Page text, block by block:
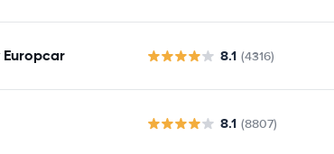
Europcar 8.1 (4316)
8.1 (8807)